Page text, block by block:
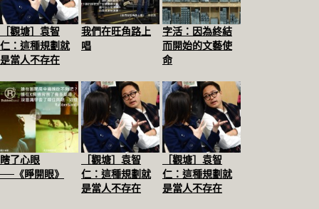
［觀塘］袁智
仁：這種規劃就
是當人不存在
我們在旺角路上
唱
字活：因為終結
而開始的文藝使
命
瞎了心眼
──《睜開眼》
［觀塘］袁智
仁：這種規劃就
是當人不存在
［觀塘］袁智
仁：這種規劃就
是當人不存在